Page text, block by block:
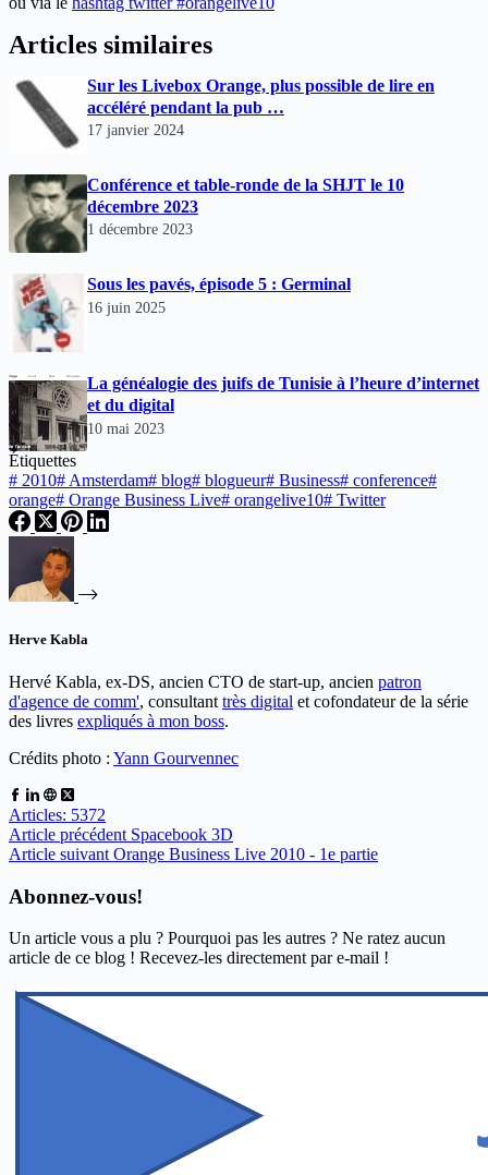
Articles similaires
Sur les Livebox Orange, plus possible de lire en
accéléré pendant la pub …
17 janvier 2024
Conférence et table-ronde de la SHJT le 10
décembre 2023
1 décembre 2023
Sous les pavés, épisode 5 : Germinal
16 juin 2025
La généalogie des juifs de Tunisie à l’heure d’internet
et du digital
10 mai 2023
Étiquettes
# 2010#Amsterdam# blog# blogueur# Business# conference#
orange# Orange Business Live# orangelive10# Twitter
Herve Kabla
Hervé Kabla, ex-DS, ancien CTO de start-up, ancien patron
d'agence de comm', consultant très digital et cofondateur de la série
des livres expliqués à mon boss.
Crédits photo : Yann Gourvennec
Articles: 5372
Article précédent Spacebook 3D
Article suivant Orange Business Live 2010 - 1e partie
Abonnez-vous!
Un article vous a plu ? Pourquoi pas les autres ? Ne ratez aucun
article de ce blog ! Recevez-les directement par e-mail !